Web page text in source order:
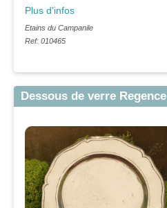
Plus d'infos
Etains du Campanile
Ref: 010465
Dessous de verre Regence